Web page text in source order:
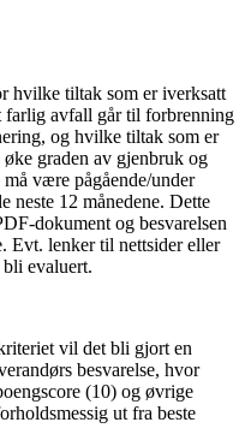
hvilke tiltak som er iverksatt
farlig avfall går til forbrenning
og hvilke tiltak som er
graden av gjenbruk og
være pågående/under
neste 12 månedene. Dette
dokument og besvarelsen
Evt. lenker til nettsider eller
evaluert.
vil det bli gjort en
besvarelse, hvor
(10) og øvrige
ut fra beste